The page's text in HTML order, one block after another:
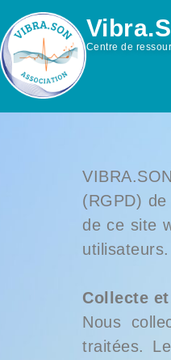
Centre de
(RGPD)
de ce site
utilisateurs.
Collecte
Nous
traitées.